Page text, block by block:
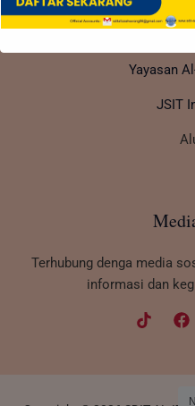
Link
Yayasan
JSIT
Terhubung denga media
informasi dan